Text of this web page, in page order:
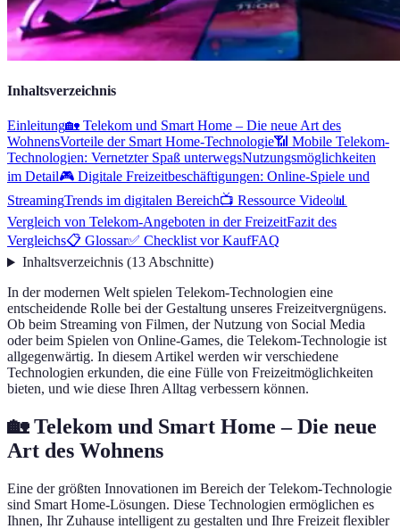
Inhaltsverzeichnis
Einleitung🏡 Telekom und Smart Home – Die neue Art des
WohnensVorteile der Smart Home-Technologie📶 Mobile Telekom-
Technologien: Vernetzter Spaß unterwegsNutzungsmöglichkeiten
im Detail🎮 Digitale Freizeitbeschäftigungen: Online-Spiele und
StreamingTrends im digitalen Bereich📺 Ressource Video📊
Vergleich von Telekom-Angeboten in der FreizeitFazit des
Vergleichs📋 Glossar✅ Checklist vor KaufFAQ
Inhaltsverzeichnis(13Abschnitte)
In der modernen Welt spielen Telekom-Technologien eine
entscheidende Rolle bei der Gestaltung unseres Freizeitvergnügens.
Ob beim Streaming von Filmen, der Nutzung von Social Media
oder beim Spielen von Online-Games, die Telekom-Technologie ist
allgegenwärtig. In diesem Artikel werden wir verschiedene
Technologien erkunden, die eine Fülle von Freizeitmöglichkeiten
bieten, und wie diese Ihren Alltag verbessern können.
🏡 Telekom und Smart Home – Die neue
Art des Wohnens
Eine der größten Innovationen im Bereich der Telekom-Technologie
sind Smart Home-Lösungen. Diese Technologien ermöglichen es
Ihnen, Ihr Zuhause intelligent zu gestalten und Ihre Freizeit flexibler